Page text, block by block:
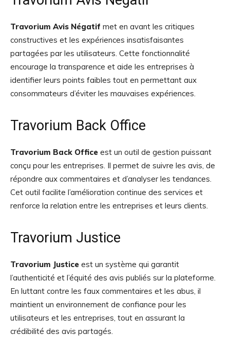
Travorium Avis Négatif met en avant les critiques
constructives et les expériences insatisfaisantes
partagées par les utilisateurs. Cette fonctionnalité
encourage la transparence et aide les entreprises à
identifier leurs points faibles tout en permettant aux
consommateurs d’éviter les mauvaises expériences.
Travorium Back Office
Travorium Back Office est un outil de gestion puissant
conçu pour les entreprises. Il permet de suivre les avis, de
répondre aux commentaires et d’analyser les tendances.
Cet outil facilite l’amélioration continue des services et
renforce la relation entre les entreprises et leurs clients.
Travorium Justice
Travorium Justice est un système qui garantit
l’authenticité et l’équité des avis publiés sur la plateforme.
En luttant contre les faux commentaires et les abus, il
maintient un environnement de confiance pour les
utilisateurs et les entreprises, tout en assurant la
crédibilité des avis partagés.